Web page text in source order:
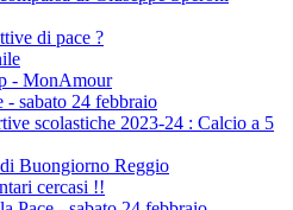
di pace ?
- MonAmour
- sabato 24 febbraio
scolastiche 2023-24 : Calcio a 5
Buongiorno Reggio
cercasi !!